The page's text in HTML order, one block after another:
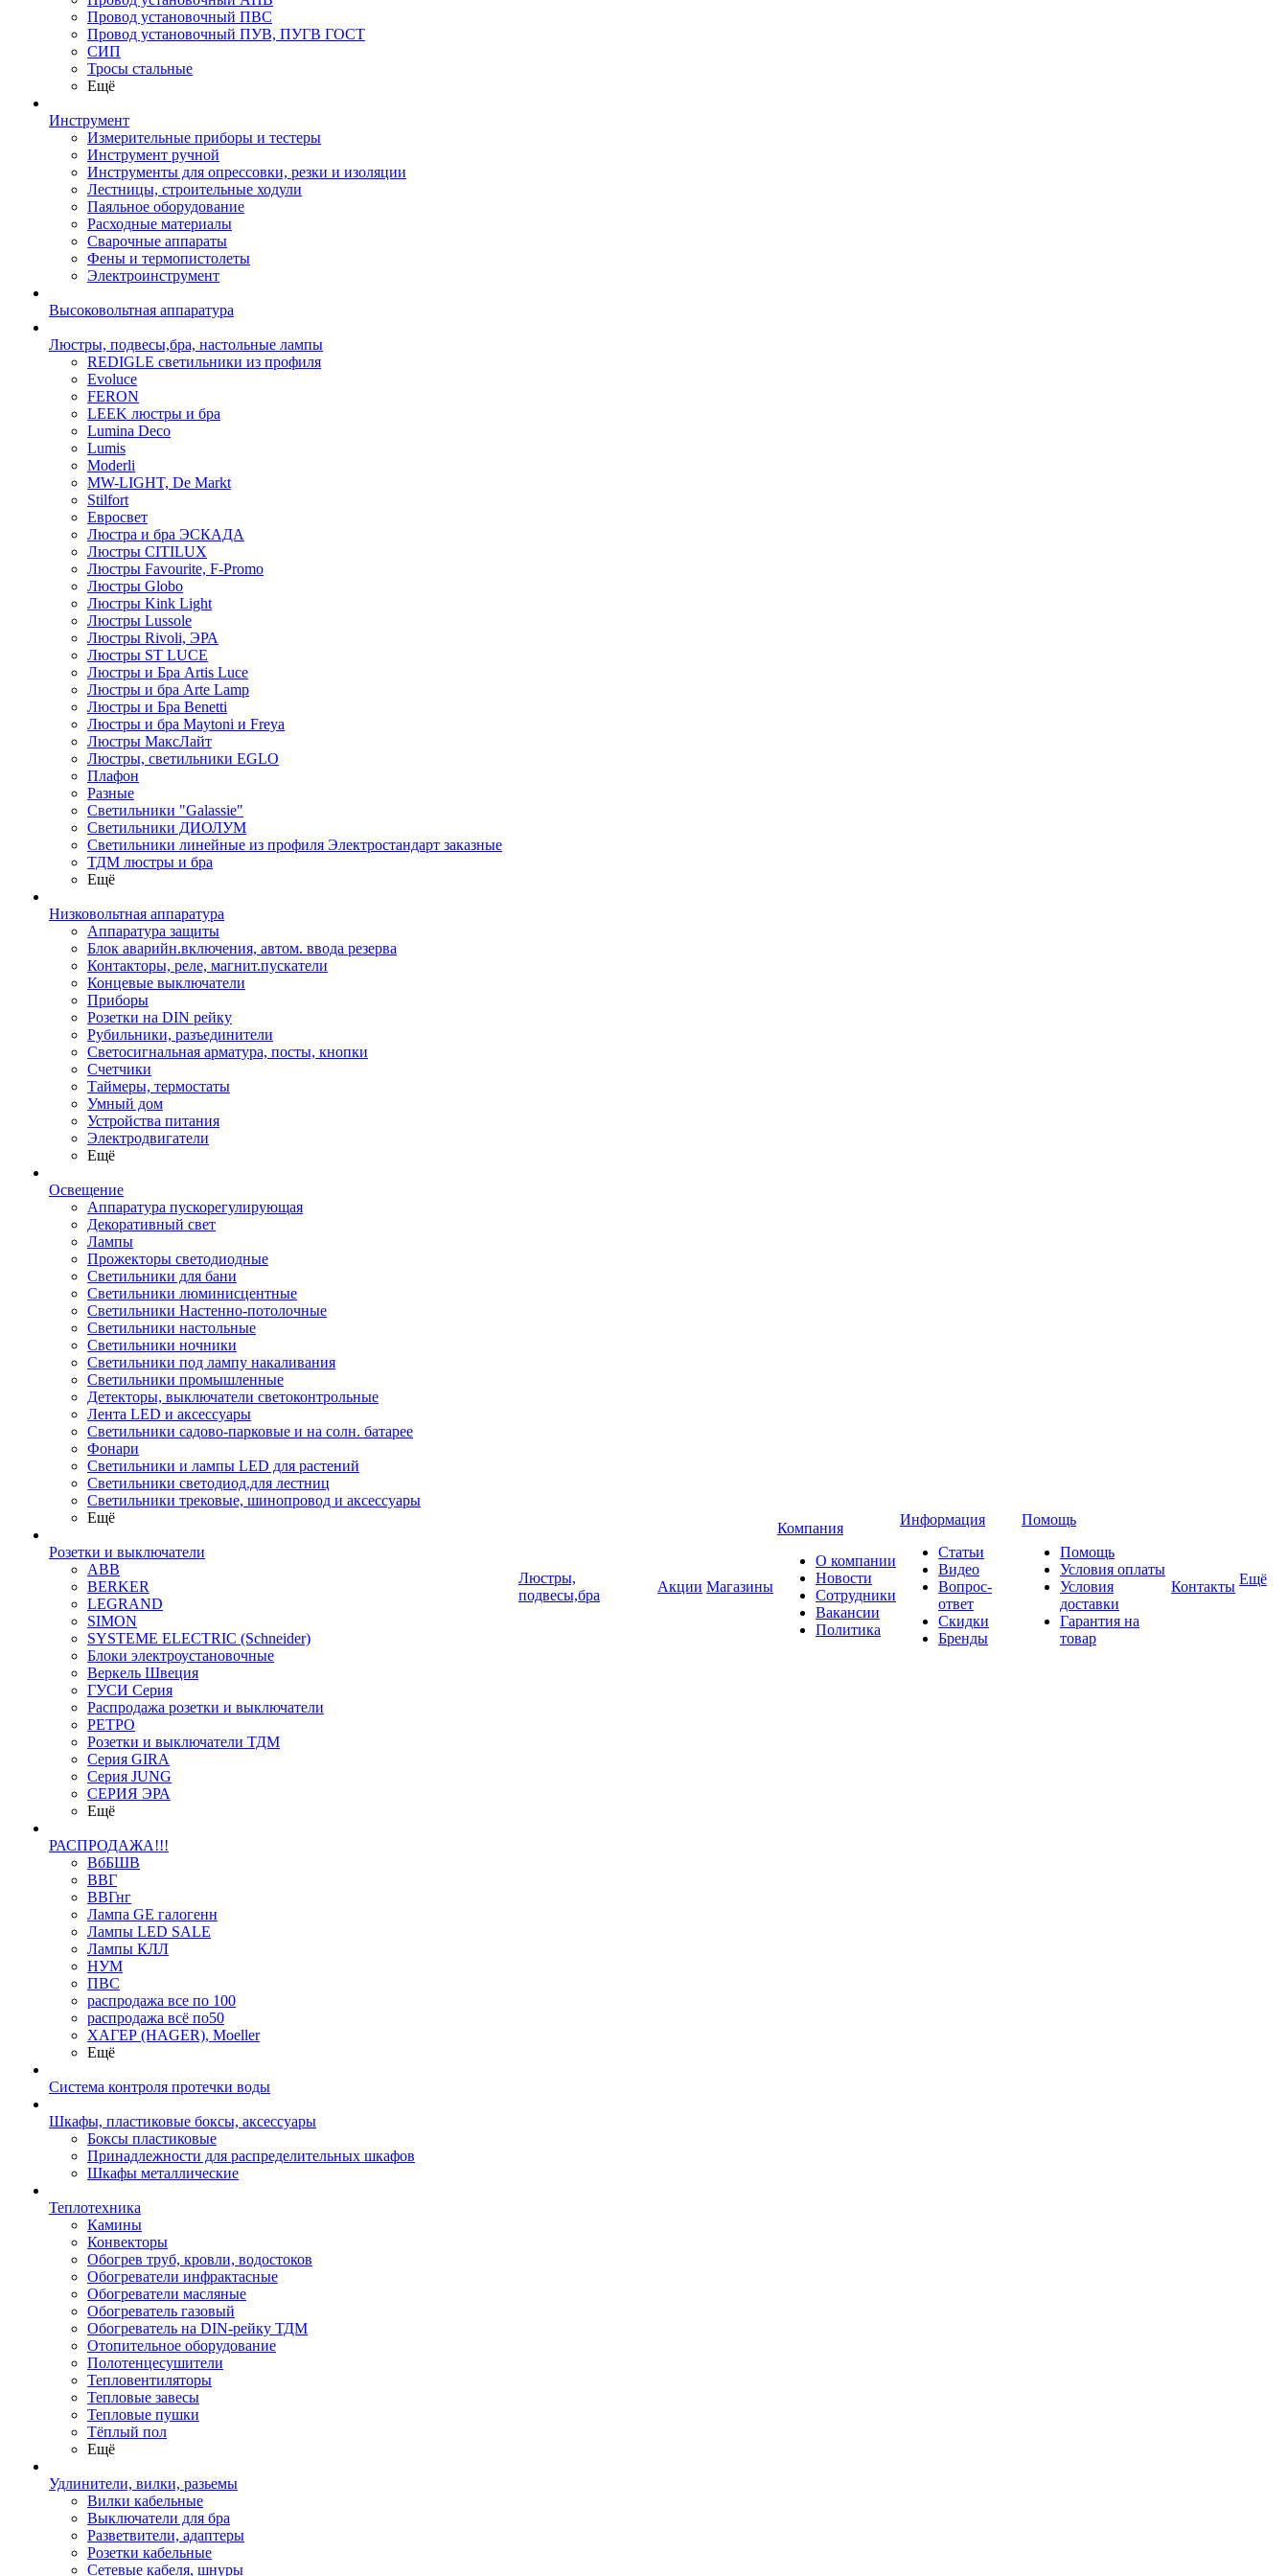
Провод установочный ПВС
Провод установочный ПУВ, ПУГВ ГОСТ
СИП
Тросы стальные
Ещё
Инструмент
Измерительные приборы и тестеры
Инструмент ручной
Инструменты для опрессовки, резки и изоляции
Лестницы, строительные ходули
Паяльное оборудование
Расходные материалы
Сварочные аппараты
Фены и термопистолеты
Электроинструмент
Высоковольтная аппаратура
Люстры, подвесы,бра, настольные лампы
REDIGLE светильники из профиля
Evoluce
FERON
LEEK люстры и бра
Lumina Deco
Lumis
Moderli
MW-LIGHT, De Markt
Stilfort
Евросвет
Люстра и бра ЭСКАДА
Люстры CITILUX
Люстры Favourite, F-Promo
Люстры Globo
Люстры Kink Light
Люстры Lussole
Люстры Rivoli, ЭРА
Люстры ST LUCE
Люстры и Бра Artis Luce
Люстры и бра Arte Lamp
Люстры и Бра Benetti
Люстры и бра Maytoni и Freya
Люстры МаксЛайт
Люстры, светильники EGLO
Плафон
Разные
Светильники "Galassie"
Светильники ДИОЛУМ
Светильники линейные из профиля Электростандарт заказные
ТДМ люстры и бра
Ещё
Низковольтная аппаратура
Аппаратура защиты
Блок аварийн.включения, автом. ввода резерва
Контакторы, реле, магнит.пускатели
Концевые выключатели
Приборы
Розетки на DIN рейку
Рубильники, разъединители
Светосигнальная арматура, посты, кнопки
Счетчики
Таймеры, термостаты
Умный дом
Устройства питания
Электродвигатели
Ещё
Освещение
Аппаратура пускорегулирующая
Декоративный свет
Лампы
Прожекторы светодиодные
Светильники для бани
Светильники люминисцентные
Светильники Настенно-потолочные
Светильники настольные
Светильники ночники
Светильники под лампу накаливания
Светильники промышленные
Детекторы, выключатели светоконтрольные
Лента LED и аксессуары
Светильники садово-парковые и на солн. батарее
Фонари
Светильники и лампы LED для растений
Светильники светодиод.для лестниц
Светильники трековые, шинопровод и аксессуары
Ещё
Розетки и выключатели
ABB
BERKER
LEGRAND
SIMON
SYSTEME ELECTRIC (Schneider)
Блоки электроустановочные
Веркель Швеция
ГУСИ Серия
Распродажа розетки и выключатели
РЕТРО
Розетки и выключатели ТДМ
Серия GIRA
Серия JUNG
СЕРИЯ ЭРА
Ещё
РАСПРОДАЖА!!!
ВбБШВ
ВВГ
ВВГнг
Лампа GE галогенн
Лампы LED SALE
Лампы КЛЛ
НУМ
ПВС
распродажа все по 100
распродажа всё по50
ХАГЕР (HAGER), Moeller
Ещё
Система контроля протечки воды
Шкафы, пластиковые боксы, аксессуары
Боксы пластиковые
Принадлежности для распределительных шкафов
Шкафы металлические
Теплотехника
Камины
Конвекторы
Обогрев труб, кровли, водостоков
Обогреватели инфрактасные
Обогреватели масляные
Обогреватель газовый
Обогреватель на DIN-рейку ТДМ
Отопительное оборудование
Полотенцесушители
Тепловентиляторы
Тепловые завесы
Тепловые пушки
Тёплый пол
Ещё
Удлинители, вилки, разьемы
Вилки кабельные
Выключатели для бра
Разветвители, адаптеры
Розетки кабельные
Сетевые кабеля, шнуры
Люстры,
подвесы,бра
Акции Магазины
Компания
О компании
Новости
Сотрудники
Вакансии
Политика
Информация
Статьи
Видео
Вопрос-
ответ
Скидки
Бренды
Помощь
Помощь
Условия оплаты
Условия
доставки
Гарантия на
товар
Контакты Ещё